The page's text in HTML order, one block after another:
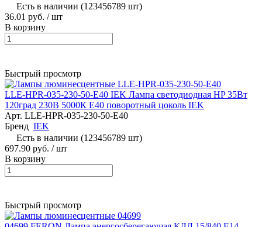
Есть в наличии (123456789 шт)
36.01 руб. / шт
В корзину
Быстрый просмотр
LLE-HPR-035-230-50-E40 IEK Лампа светодиодная HP 35Вт
120град 230В 5000К E40 поворотный цоколь IEK
Арт. LLE-HPR-035-230-50-E40
Бренд IEK
Есть в наличии (123456789 шт)
697.90 руб. / шт
В корзину
Быстрый просмотр